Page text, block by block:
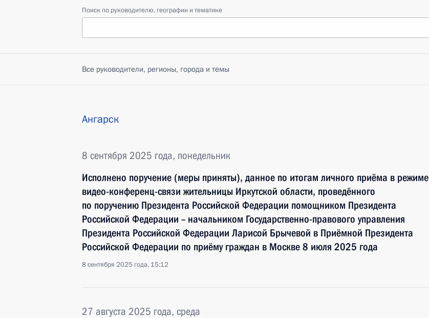
Поиск по руководителю, географии и тематике
Все руководители, регионы, города и темы
Ангарск
8 сентября 2025 года, понедельник
Исполнено поручение (меры приняты), данное по итогам личного приёма в режиме
видео-конференц-связи жительницы Иркутской области, проведённого
по поручению Президента Российской Федерации помощником Президента
Российской Федерации – начальником Государственно-правового управления
Президента Российской Федерации Ларисой Брычевой в Приёмной Президента
Российской Федерации по приёму граждан в Москве 8 июля 2025 года
8 сентября 2025 года, 15:12
27 августа 2025 года, среда